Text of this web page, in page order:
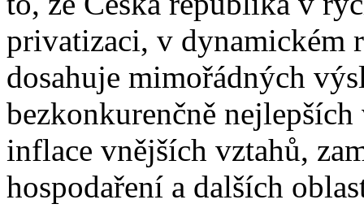
privatizaci, v dynamickém
dosahuje mimořádných
bezkonkurenčně
inflace vnějších vztahů,
hospodaření a dalších